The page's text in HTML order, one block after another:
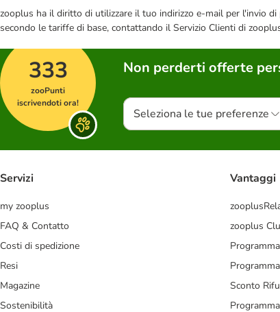
zooplus ha il diritto di utilizzare il tuo indirizzo e-mail per l'invio
secondo le tariffe di base, contattando il Servizio Clienti di
333
zooPunti
iscrivendoti ora!
Non perderti offerte
Seleziona le tue preferenze
Servizi
my zooplus
FAQ & Contatto
Costi di spedizione
Resi
Magazine
Sostenibilità
Vantaggi
zooplus
Sconto